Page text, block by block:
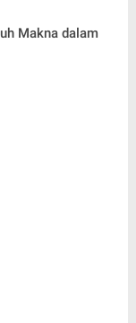
Makna dalam